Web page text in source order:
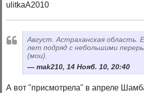
ulitkaA2010
Август. Астраханская область.
лет подряд с небольшими
(мои).
mak210, 14 Нояб. 10, 20:40
А вот "присмотрела" в апреле